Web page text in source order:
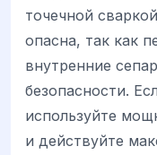
точечной
опасна, так как
внутренние
безопасности.
используйте
и действуйте